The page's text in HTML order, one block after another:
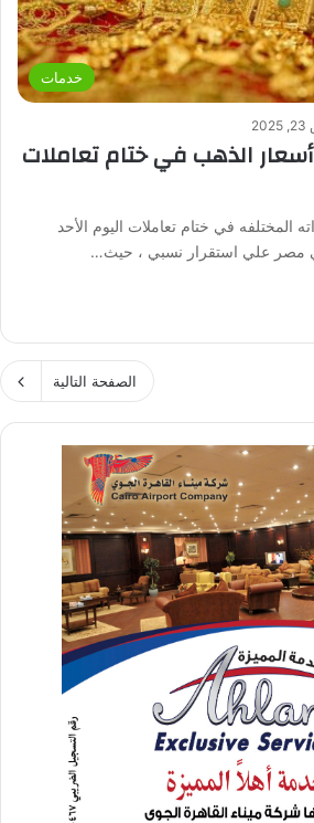
خدمات
الذهب في ختام تعاملات
المختلفه في ختام تعاملات اليوم الأحد
مصر علي استقرار نسبي ، حيث…
الصفحة التالية